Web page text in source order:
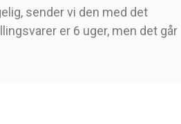
sender vi den med det
er 6 uger, men det går